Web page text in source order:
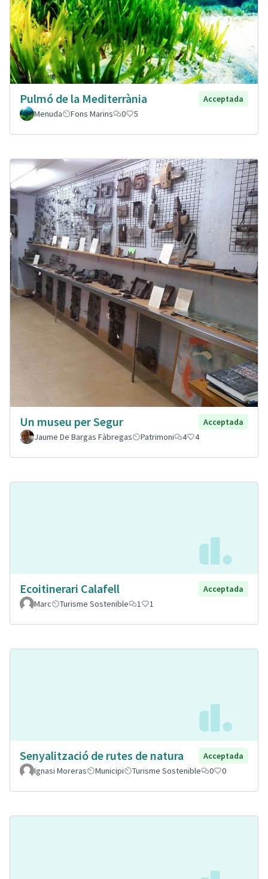
Pulmó de la Mediterrània
Acceptada
Menuda
Fons Marins 0 5
Un museu per Segur
Acceptada
Jaume De Bargas Fàbregas
Patrimoni 4 4
Ecoitinerari Calafell
Acceptada
Marc
Turisme Sostenible 1 1
Senyalització de rutes de natura
Acceptada
Ignasi Moreras
Municipi Turisme Sostenible 0 0